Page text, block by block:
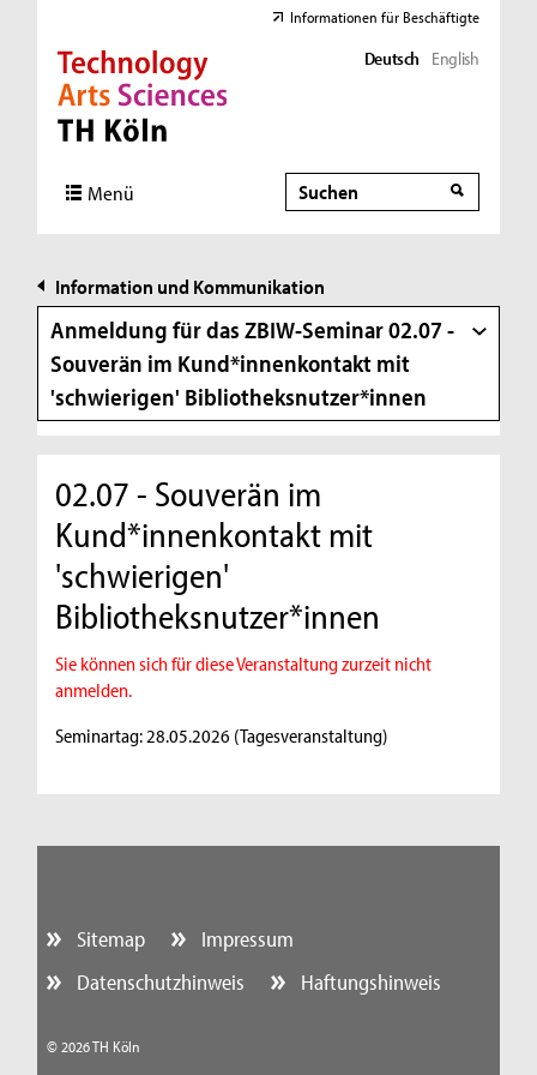
Direkt zur Hauptnavigation
Direkt zur Subnavigation
Direkt zum Inhalt
Direkt zum Fußbereich
Informationen für Beschäftigte
Deutsch English
Menü Suche
Suche
Information und Kommunikation
Anmeldung für das ZBIW-Seminar 02.07 -
Souverän im Kund*innenkontakt mit
'schwierigen' Bibliotheksnutzer*innen
02.07 - Souverän im
Kund*innenkontakt mit
'schwierigen'
Bibliotheksnutzer*innen
Sie können sich für diese Veranstaltung zurzeit nicht
anmelden.
Seminartag: 28.05.2026 (Tagesveranstaltung)
Sitemap
Impressum
Datenschutzhinweis
Haftungshinweis
© 2026 TH Köln